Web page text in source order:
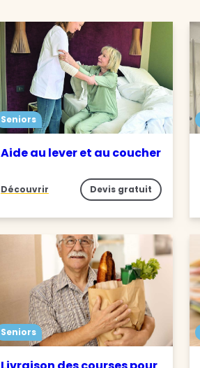
Seniors
Aide au lever et au coucher
Découvrir Devis gratuit
Seniors